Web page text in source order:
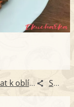
Přidat k oblíbeným Sdílet